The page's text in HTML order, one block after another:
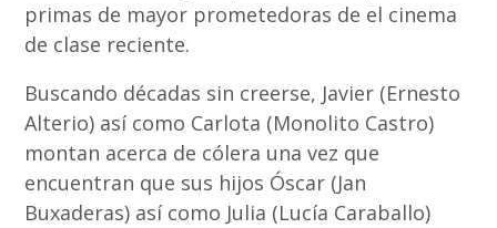
primas de mayor prometedoras de el cinema
de clase reciente.
Buscando décadas sin creerse, Javier (Ernesto
Alterio) así­ como Carlota (Monolito Castro)
montan acerca de cólera una vez que
encuentran que sus hijos Óscar (Jan
Buxaderas) así­ como Julia (Lucía Caraballo)